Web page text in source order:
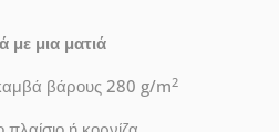
με μια ματιά
βάρους 280 g/m2